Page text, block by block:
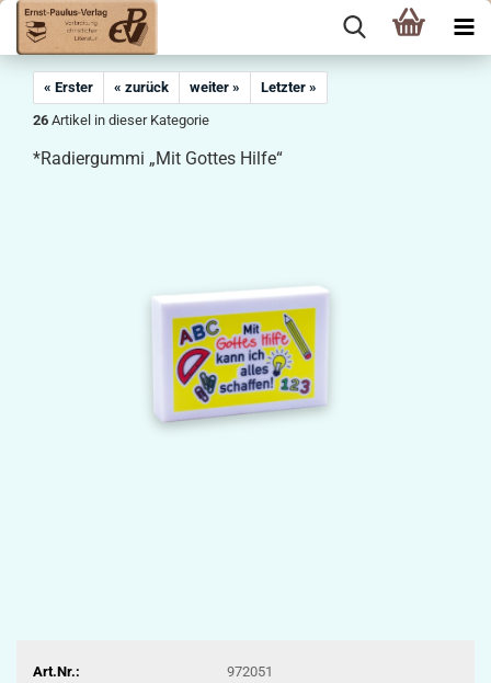
« Erster « zurück weiter »
Letzter »
26 Artikel in dieser Kategorie
*Radiergummi „Mit Gottes Hilfe“
Art.Nr.:
972051